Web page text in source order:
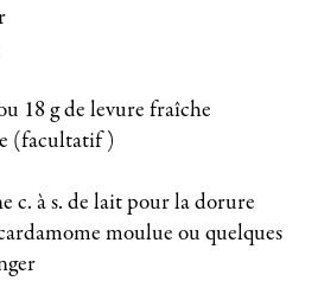
18 g de levure fraîche
(facultatif )
c. à s. de lait pour la dorure
moulue ou quelques